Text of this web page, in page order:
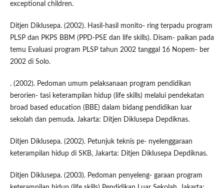
exceptional children.
Ditjen Diklusepa. (2002). Hasil-hasil monito- ring terpadu program
PLSP dan PKPS BBM (PPD-PSE dan life skills). Disam- paikan pada
temu Evaluasi program PLSP tahun 2002 tanggal 16 Nopem- ber
2002 di Solo.
. (2002). Pedoman umum pelaksanaan program pendidikan
berorien- tasi keterampilan hidup (life skills) melalui pendekatan
broad based education (BBE) dalam bidang pendidikan luar
sekolah dan pemuda. Jakarta: Ditjen Diklusepa Depdiknas.
Ditjen Diklusepa. (2002). Petunjuk teknis pe- nyelenggaraan
keterampilan hidup di SKB, Jakarta: Ditjen Diklusepa Depdiknas.
Ditjen Diklusepa. (2003). Pedoman penyeleng- garaan program